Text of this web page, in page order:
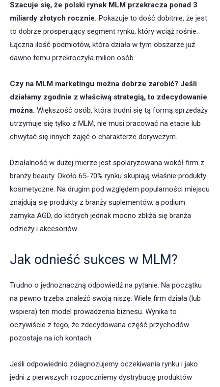
Szacuje się, że polski rynek MLM przekracza ponad 3
miliardy złotych rocznie. Pokazuje to dość dobitnie, że jest
to dobrze prosperujący segment rynku, który wciąż rośnie.
Łączna ilość podmiotów, która działa w tym obszarze już
dawno temu przekroczyła milion osób.
Czy na MLM marketingu można dobrze zarobić? Jeśli
działamy zgodnie z właściwą strategią, to zdecydowanie
można. Większość osób, która trudni się tą formą sprzedaży
utrzymuje się tylko z MLM, nie musi pracować na etacie lub
chwytać się innych zajęć o charakterze dorywczym.
Działalność w dużej mierze jest spolaryzowana wokół firm z
branży beauty. Około 65-70% rynku skupiają właśnie produkty
kosmetyczne. Na drugim pod względem popularności miejscu
znajdują się produkty z branży suplementów, a podium
zamyka AGD, do których jednak mocno zbliża się branża
odzieży i akcesoriów.
Jak odnieść sukces w MLM?
Trudno o jednoznaczną odpowiedź na pytanie. Na początku
na pewno trzeba znaleźć swoją niszę. Wiele firm działa (lub
wspiera) ten model prowadzenia biznesu. Wynika to
oczywiście z tego, że zdecydowana część przychodów
pozostaje na ich kontach.
Jeśli odpowiednio zdiagnozujemy oczekiwania rynku i jako
jedni z pierwszych rozpoczniemy dystrybucję produktów